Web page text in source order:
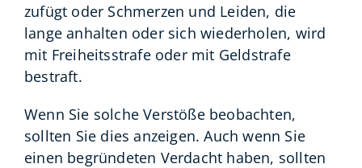
zufügt oder Schmerzen und Leiden, die
lange anhalten oder sich wiederholen, wird
mit Freiheitsstrafe oder mit Geldstrafe
bestraft.
Wenn Sie solche Verstöße beobachten,
sollten Sie dies anzeigen. Auch wenn Sie
einen begründeten Verdacht haben, sollten